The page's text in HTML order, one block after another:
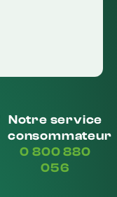
Notre service
consommateur
0 800 880
056